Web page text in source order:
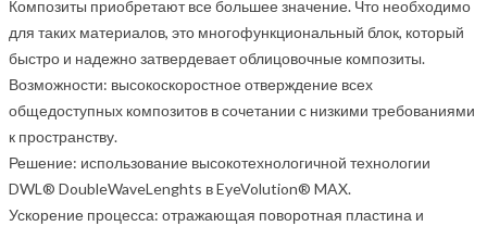
Композиты приобретают все большее значение. Что необходимо
для таких материалов, это многофункциональный блок, который
быстро и надежно затвердевает облицовочные композиты.
Возможности: высокоскоростное отверждение всех
общедоступных композитов в сочетании с низкими требованиями
к пространству.
Решение: использование высокотехнологичной технологии
DWL® DoubleWaveLenghts в EyeVolution® MAX.
Ускорение процесса: отражающая поворотная пластина и